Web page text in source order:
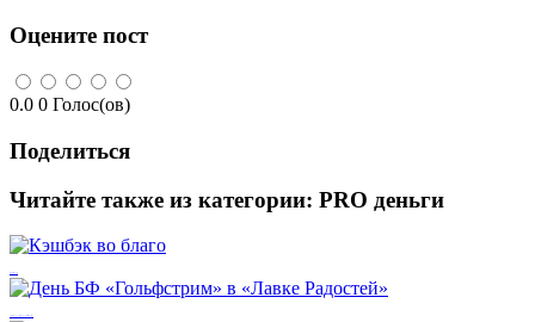
Оцените пост
0.0 0 Голос(ов)
Поделиться
Читайте также из категории: PRO деньги